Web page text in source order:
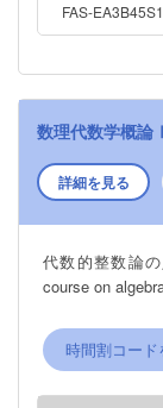
FAS-EA3B45S1
数理代数学概論Ⅰ
詳細を見る
代数的整数論
course on
時間割コード